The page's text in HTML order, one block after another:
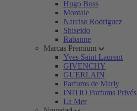
Hugo Boss
Montale
Narciso Rodriguez
Shiseido
Rabanne
Marcas Premium
Yves Saint Laurent
GIVENCHY
GUERLAIN
Parfums de Marly
INITIO Parfums Privés
La Mer